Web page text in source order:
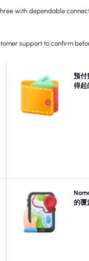
with dependable
support to confirm
预付
得起
选择我们的预付费
接。 预先付款，以避
的覆
使用Nomad's 黑山
蒂瓦特, 采蒂涅到远
4G/5G覆盖范围。